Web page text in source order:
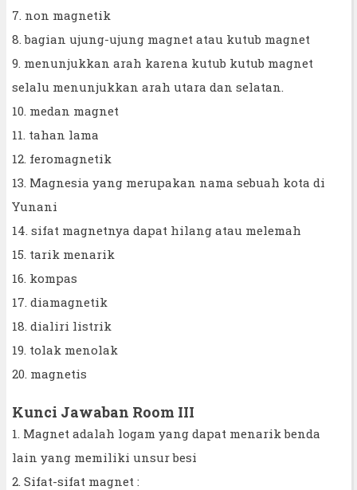
7. non magnetik
8. bagian ujung-ujung magnet atau kutub magnet
9. menunjukkan arah karena kutub kutub magnet
selalu menunjukkan arah utara dan selatan.
10. medan magnet
11. tahan lama
12. feromagnetik
13. Magnesia yang merupakan nama sebuah kota di
Yunani
14. sifat magnetnya dapat hilang atau melemah
15. tarik menarik
16. kompas
17. diamagnetik
18. dialiri listrik
19. tolak menolak
20. magnetis
Kunci Jawaban Room III
1. Magnet adalah logam yang dapat menarik benda
lain yang memiliki unsur besi
2. Sifat-sifat magnet :